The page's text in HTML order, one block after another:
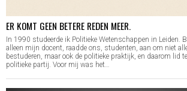
ER KOMT GEEN BETERE REDEN MEER.
In 1990 studeerde ik Politieke Wetenschappen in Leiden.
alleen mijn docent, raadde ons, studenten, aan om niet
bestuderen, maar ook de politieke praktijk, en daarom lid
politieke partij. Voor mij was het…